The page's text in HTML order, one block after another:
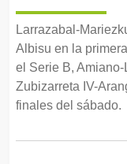
Larrazabal-
Albisu en la
el Serie B,
Zubizarreta IV-
finales del sábado.